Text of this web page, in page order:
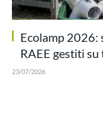
Ecolamp 2026:
RAEE gestiti
23/07/2026